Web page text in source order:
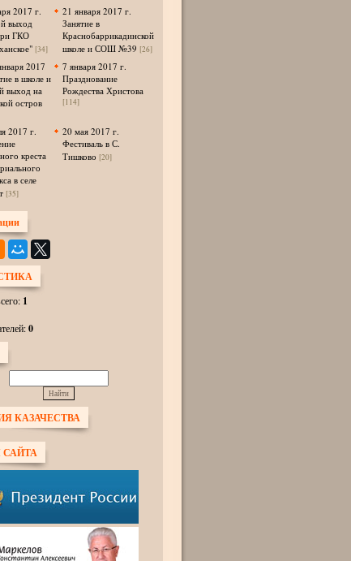
2017 г.
выход
ГКО
[34]
21 января 2017 г.
Занятие в
Краснобаррикадинской
школе и СОШ №39 [26]
2017
в школе и
выход на
остров
7 января 2017 г.
Празднование
Рождества Христова
[114]
2017 г.
креста
в селе
[35]
20 мая 2017 г.
Фестиваль в С.
Тишково [20]
1
0
КАЗАЧЕСТВА
САЙТА